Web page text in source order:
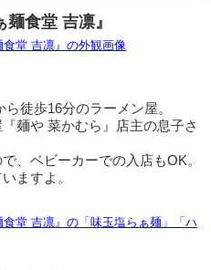
麺食堂 吉凛』
徒歩16分のラーメン屋。
麺や 菜かむら』店主の息子さ
、ベビーカーでの入店もOK。
ますよ。